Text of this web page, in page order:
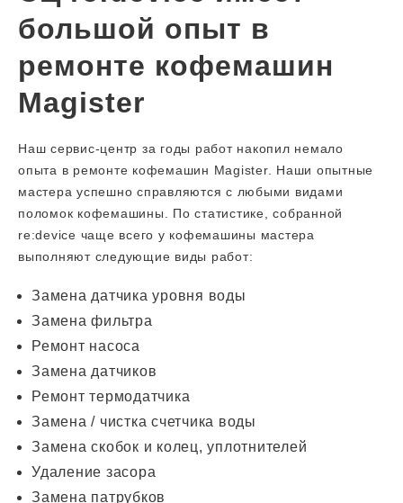
большой опыт в
ремонте кофемашин
Magister
Наш сервис-центр за годы работ накопил немало
опыта в ремонте кофемашин Magister. Наши опытные
мастера успешно справляются с любыми видами
поломок кофемашины. По статистике, собранной
re:device чаще всего у кофемашины мастера
выполняют следующие виды работ:
Замена датчика уровня воды
Замена фильтра
Ремонт насоса
Замена датчиков
Ремонт термодатчика
Замена / чистка счетчика воды
Замена скобок и колец, уплотнителей
Удаление засора
Замена патрубков